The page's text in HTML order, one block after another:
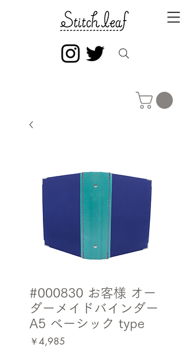
#000830 お客様 オー
ダーメイドバインダー
A5 ベーシック type
￥4,985